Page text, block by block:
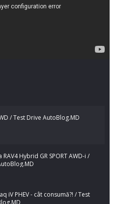
/ Test Drive AutoBlog.MD
Hybrid GR SPORT AWD-i /
iV PHEV - cât consumă?! / Test